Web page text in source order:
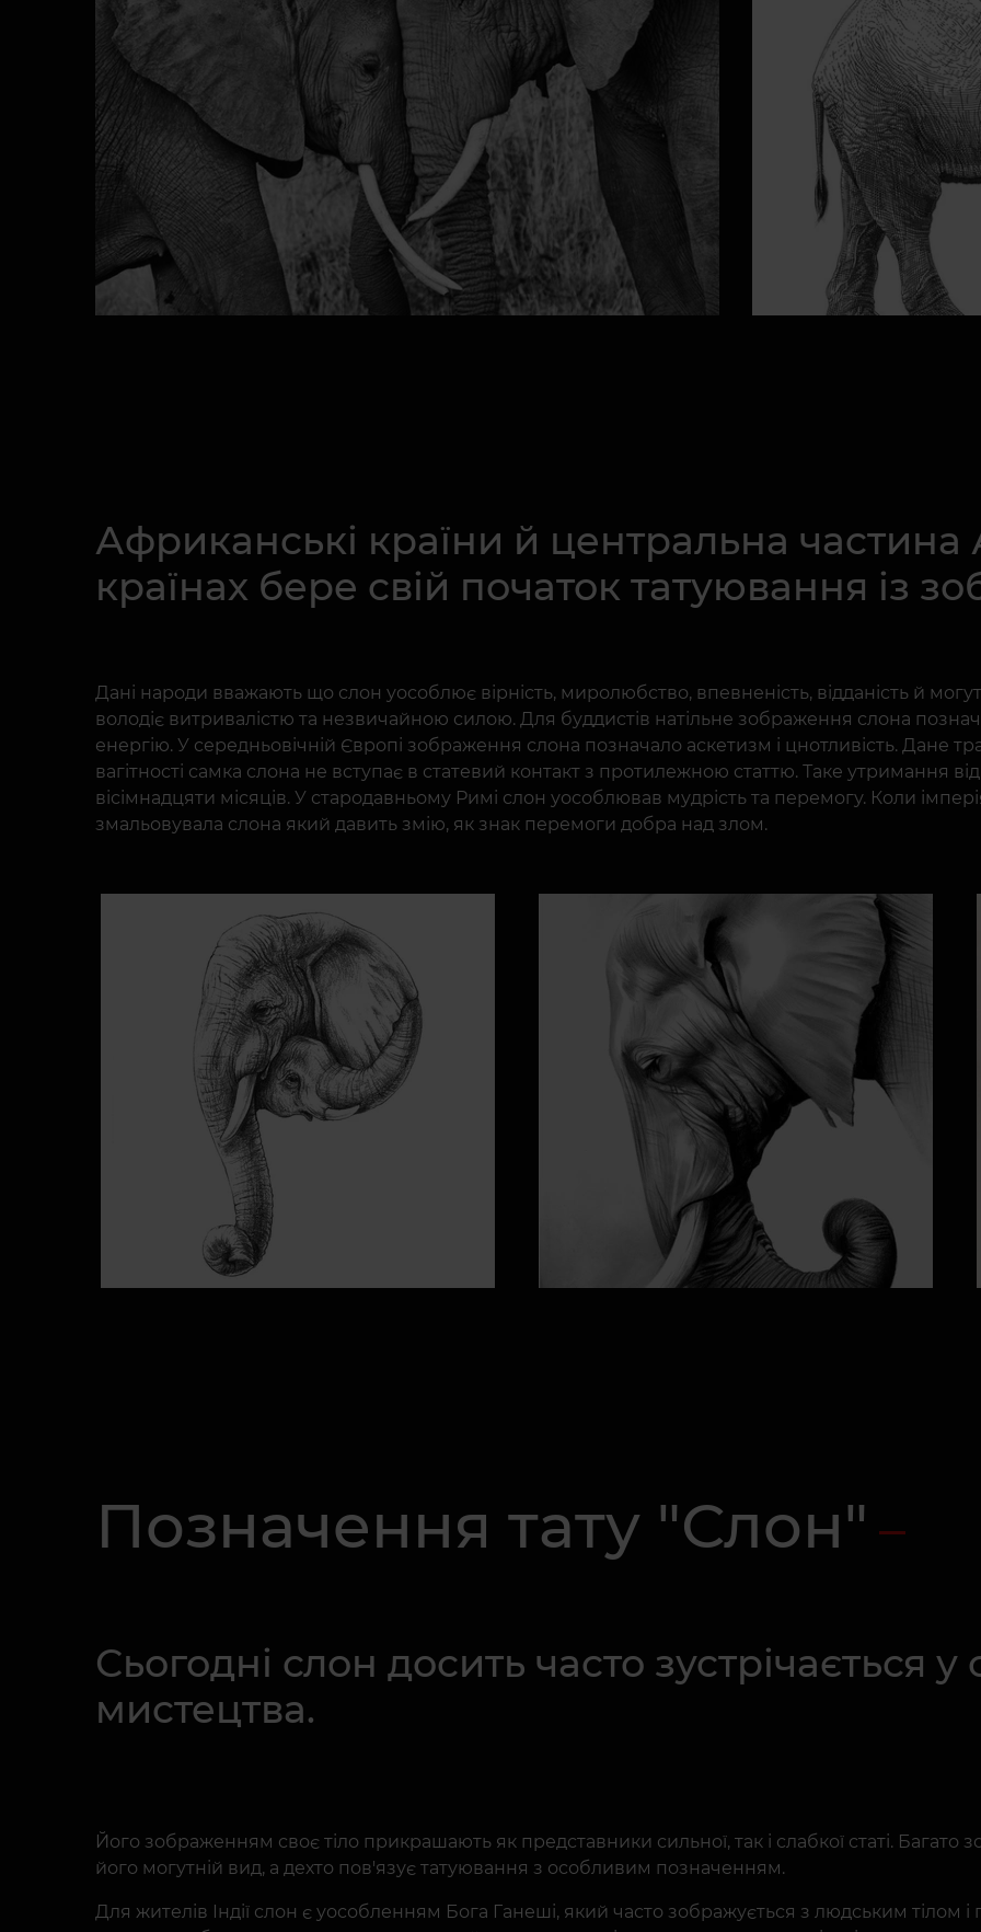
Африканські країни й центральна частина
країнах бере свій початок татуювання із
Дані народи вважають що слон уособлює вірність, миролюбство, впевненість, відданість й
володіє витривалістю та незвичайною силою. Для буддистів натільне зображення слона
енергію. У середньовічній Європі зображення слона позначало аскетизм і цнотливість. Дане
вагітності самка слона не вступає в статевий контакт з протилежною статтю. Таке утримання
вісімнадцяти місяців. У стародавньому Римі слон уособлював мудрість та перемогу. Коли
змальовувала слона який давить змію, як знак перемоги добра над злом.
Позначення тату "Слон"
Сьогодні слон досить часто зустрічається у
мистецтва.
Його зображенням своє тіло прикрашають як представники сильної, так і слабкої статі. Багато
його могутній вид, а дехто пов'язує татуювання з особливим позначенням.
Для жителів Індії слон є уособленням Бога Ганеші, який часто зображується з людським тілом